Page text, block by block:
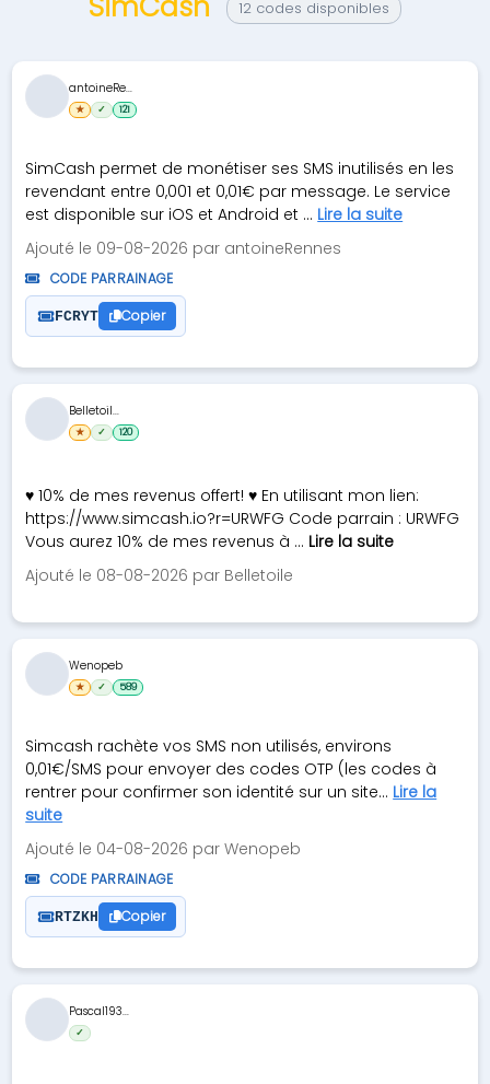
12 codes disponibles
SimCash permet de monétiser ses SMS inutilisés en les
revendant entre 0,001 et 0,01€ par message. Le service
est disponible sur iOS et Android et ... Lire la suite
Ajouté le 09-08-2026 par antoineRennes
CODE PARRAINAGE
FCRYT Copier
antoineRe...
★ ✓ 121
♥ 10% de mes revenus offert! ♥ En utilisant mon lien:
https://www.simcash.io?r=URWFG Code parrain : URWFG
Vous aurez 10% de mes revenus à ... Lire la suite
Ajouté le 08-08-2026 par Belletoile
Belletoil...
★ ✓ 120
Simcash rachète vos SMS non utilisés, environs
0,01€/SMS pour envoyer des codes OTP (les codes à
rentrer pour confirmer son identité sur un site... Lire la
suite
Ajouté le 04-08-2026 par Wenopeb
CODE PARRAINAGE
RTZKH Copier
Wenopeb
★ ✓ 589
Pascal193...
✓